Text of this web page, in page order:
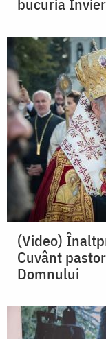
(Video)
Cuvânt
Domnului